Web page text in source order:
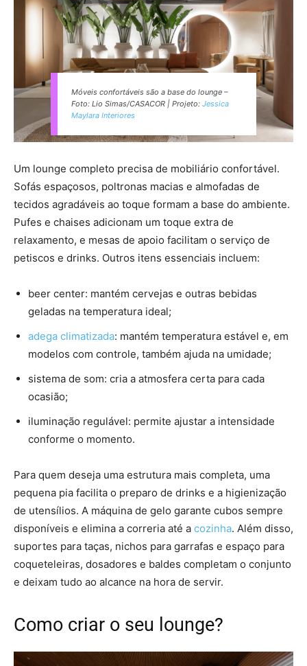
Móveis confortáveis são a base do lounge –
Foto: Lio Simas/CASACOR | Projeto: Jessica
Maylara Interiores
Um lounge completo precisa de mobiliário confortável.
Sofás espaçosos, poltronas macias e almofadas de
tecidos agradáveis ao toque formam a base do ambiente.
Pufes e chaises adicionam um toque extra de
relaxamento, e mesas de apoio facilitam o serviço de
petiscos e drinks. Outros itens essenciais incluem:
beer center: mantém cervejas e outras bebidas
geladas na temperatura ideal;
adega climatizada: mantém temperatura estável e, em
modelos com controle, também ajuda na umidade;
sistema de som: cria a atmosfera certa para cada
ocasião;
iluminação regulável: permite ajustar a intensidade
conforme o momento.
Para quem deseja uma estrutura mais completa, uma
pequena pia facilita o preparo de drinks e a higienização
de utensílios. A máquina de gelo garante cubos sempre
disponíveis e elimina a correria até a cozinha. Além disso,
suportes para taças, nichos para garrafas e espaço para
coqueteleiras, dosadores e baldes completam o conjunto
e deixam tudo ao alcance na hora de servir.
Como criar o seu lounge?